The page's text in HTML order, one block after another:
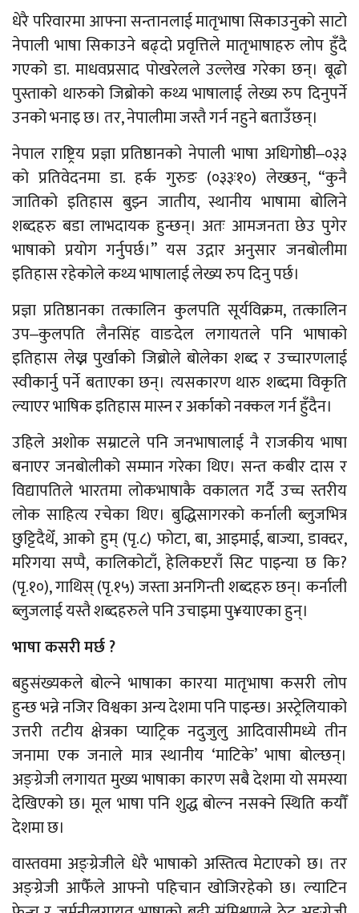
धेरै परिवारमा आफ्ना सन्तानलाई मातृभाषा सिकाउनुको साटो
नेपाली भाषा सिकाउने बढ्दो प्रवृत्तिले मातृभाषाहरु लोप हुँदै
गएको डा. माधवप्रसाद पोखरेलले उल्लेख गरेका छन्। बूढो
पुस्ताको थारुको जिब्रोको कथ्य भाषालाई लेख्य रुप दिनुपर्ने
उनको भनाइ छ। तर, नेपालीमा जस्तै गर्न नहुने बताउँछन्।
नेपाल राष्ट्रिय प्रज्ञा प्रतिष्ठानको नेपाली भाषा अधिगोष्ठी‒०३३
को प्रतिवेदनमा डा. हर्क गुरुङ (०३३ः१०) लेख्छन्, “कुनै
जातिको इतिहास बुझ्न जातीय, स्थानीय भाषामा बोलिने
शब्दहरु बडा लाभदायक हुन्छन्। अतः आमजनता छेउ पुगेर
भाषाको प्रयोग गर्नुपर्छ।” यस उद्गार अनुसार जनबोलीमा
इतिहास रहेकोले कथ्य भाषालाई लेख्य रुप दिनु पर्छ।
प्रज्ञा प्रतिष्ठानका तत्कालिन कुलपति सूर्यविक्रम, तत्कालिन
उप‒कुलपति लैनसिंह वाङदेल लगायतले पनि भाषाको
इतिहास लेख्न पुर्खाको जिब्रोले बोलेका शब्द र उच्चारणलाई
स्वीकार्नु पर्ने बताएका छन्। त्यसकारण थारु शब्दमा विकृति
ल्याएर भाषिक इतिहास मास्न र अर्काको नक्कल गर्न हुँदैन।
उहिले अशोक सम्राटले पनि जनभाषालाई नै राजकीय भाषा
बनाएर जनबोलीको सम्मान गरेका थिए। सन्त कबीर दास र
विद्यापतिले भारतमा लोकभाषाकै वकालत गर्दै उच्च स्तरीय
लोक साहित्य रचेका थिए। बुद्धिसागरको कर्नाली ब्लुजभित्र
छुट्टिदैथेँ, आको हुम् (पृ.८) फोटा, बा, आइमाई, बाज्या, डाक्दर,
मरिगया सप्पै, कालिकोटाँ, हेलिकप्टराँ सिट पाइन्या छ कि?
(पृ.१०), गाथिस् (पृ.१५) जस्ता अनगिन्ती शब्दहरु छन्। कर्नाली
ब्लुजलाई यस्तै शब्दहरुले पनि उचाइमा पु¥याएका हुन्।
भाषा कसरी मर्छ ?
बहुसंख्यकले बोल्ने भाषाका कारया मातृभाषा कसरी लोप
हुन्छ भन्ने नजिर विश्वका अन्य देशमा पनि पाइन्छ। अस्ट्रेलियाको
उत्तरी तटीय क्षेत्रका प्याट्रिक नदुजुलु आदिवासीमध्ये तीन
जनामा एक जनाले मात्र स्थानीय ‘माटिके’ भाषा बोल्छन्।
अङ्ग्रेजी लगायत मुख्य भाषाका कारण सबै देशमा यो समस्या
देखिएको छ। मूल भाषा पनि शुद्ध बोल्न नसक्ने स्थिति कयौँ
देशमा छ।
वास्तवमा अङ्ग्रेजीले धेरै भाषाको अस्तित्व मेटाएको छ। तर
अङ्ग्रेजी आफैँले आफ्नो पहिचान खोजिरहेको छ। ल्याटिन